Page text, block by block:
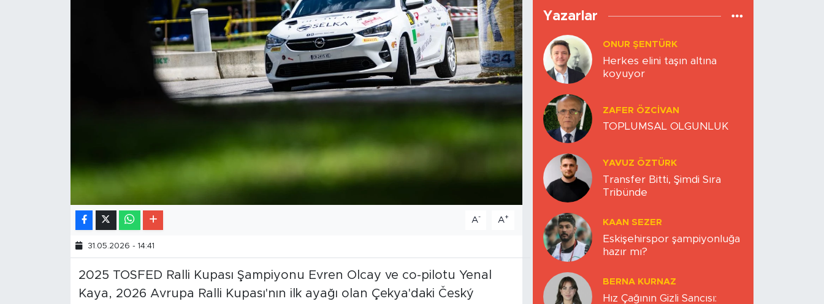
A- A+
31.05.2026 - 14:41
2025 TOSFED Ralli Kupası Şampiyonu Evren Olcay ve co-pilotu Yenal
Kaya, 2026 Avrupa Ralli Kupası'nın ilk ayağı olan Çekya'daki Český
Yazarlar
ONUR ŞENTÜRK
Herkes elini taşın altına
koyuyor
ZAFER ÖZCIVAN
TOPLUMSAL OLGUNLUK
YAVUZ ÖZTÜRK
Transfer Bitti, Şimdi Sıra
Tribünde
KAAN SEZER
Eskişehirspor şampiyonluğa
hazır mı?
BERNA KURNAZ
Hız Çağının Gizli Sancısı: